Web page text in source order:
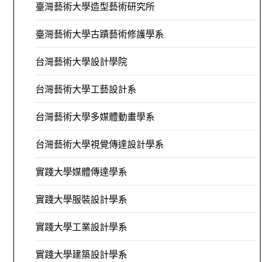
臺灣藝術大學造型藝術研究所
臺灣藝術大學古蹟藝術修護學系
台灣藝術大學設計學院
台灣藝術大學工藝設計系
台灣藝術大學多媒體動畫學系
台灣藝術大學視覺傳達設計學系
實踐大學媒體傳達學系
實踐大學服裝設計學系
實踐大學工業設計學系
實踐大學建築設計學系